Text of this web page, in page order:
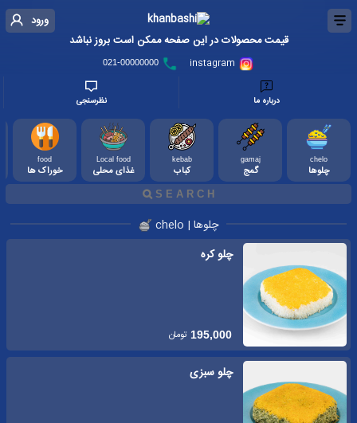
ورود
قیمت محصولات در این صفحه ممکن است بروز نباشد
021-00000000
درباره ما نظرسنجی
chelo
چلوها
gamaj
گمج
kebab
کباب
Local food
غذای محلی
food
خوراک ها
چلوها | chelo
چلو کره
195,000 تومان
چلو سبزی